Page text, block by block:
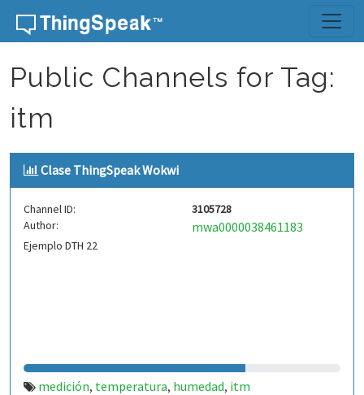
Skip to content
Public Channels for Tag:
itm
Clase ThingSpeak Wokwi
Channel ID:
3105728
Author:
mwa0000038461183
Ejemplo DTH 22
medición, temperatura, humedad, itm